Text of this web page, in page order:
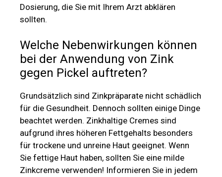
Dosierung, die Sie mit Ihrem Arzt abklären
sollten.
Welche Nebenwirkungen können
bei der Anwendung von Zink
gegen Pickel auftreten?
Grundsätzlich sind Zinkpräparate nicht schädlich
für die Gesundheit. Dennoch sollten einige Dinge
beachtet werden. Zinkhaltige Cremes sind
aufgrund ihres höheren Fettgehalts besonders
für trockene und unreine Haut geeignet. Wenn
Sie fettige Haut haben, sollten Sie eine milde
Zinkcreme verwenden! Informieren Sie in jedem